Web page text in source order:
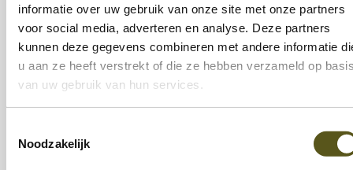
informatie over uw gebruik van onze site met onze partners
voor social media, adverteren en analyse. Deze partners
kunnen deze gegevens combineren met andere informatie
u aan ze heeft verstrekt of die ze hebben verzameld op
van uw gebruik van hun services.
Noodzakelijk
kwaliteiten, wie ben ik, mijn positie op de
arbeidsmarkt, mijn randvoorwaarden leren
kennen, voordelen van een opleiding, hoe een
sollicitatiegesprek uitvoeren, bezoeken van een
energievreters-en gevers, hoe omgaan met